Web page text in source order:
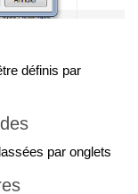
définis par
par onglets